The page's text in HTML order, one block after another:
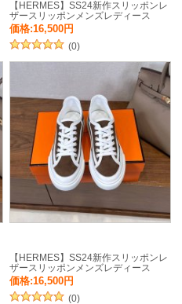
【HERMES】SS24新作スリッポンレ
ザースリッポンメンズレディース
価格:16,500円
(0)
【HERMES】SS24新作スリッポンレ
ザースリッポンメンズレディース
価格:16,500円
(0)